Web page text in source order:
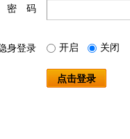
密 码
身登录 开启 关闭
点击登录